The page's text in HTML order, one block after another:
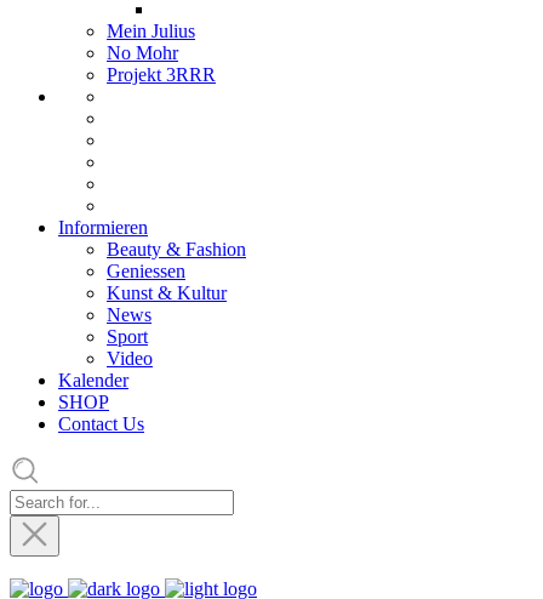
Mein Julius
No Mohr
Projekt 3RRR
Informieren
Beauty & Fashion
Geniessen
Kunst & Kultur
News
Sport
Video
Kalender
SHOP
Contact Us